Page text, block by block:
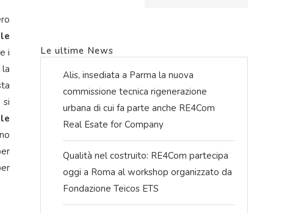
i
Le ultime News
Alis, insediata a Parma la nuova
commissione tecnica rigenerazione
urbana di cui fa parte anche RE4Com
Real Esate for Company
Qualità nel costruito: RE4Com partecipa
oggi a Roma al workshop organizzato da
Fondazione Teicos ETS